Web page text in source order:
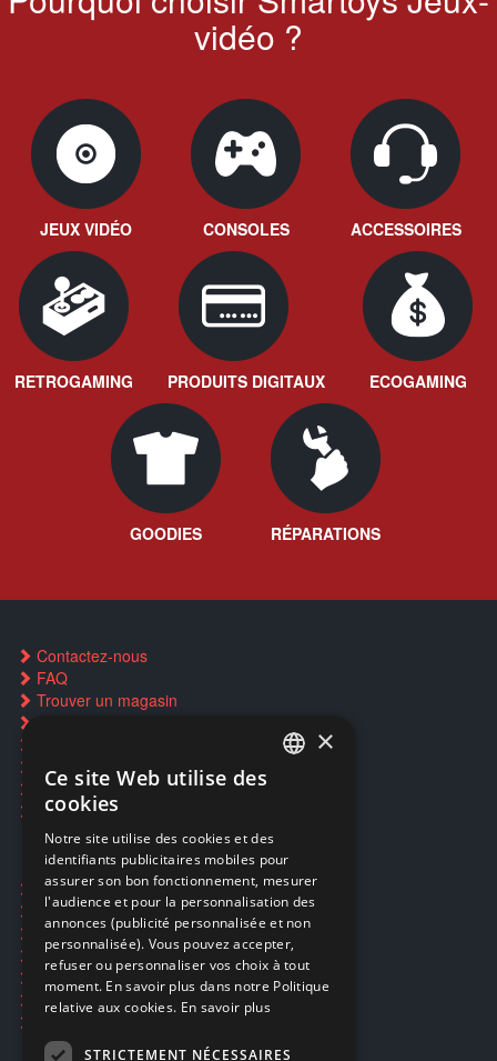
vidéo ?
JEUX VIDÉO CONSOLES ACCESSOIRES
RETROGAMING PRODUITS DIGITAUX ECOGAMING
GOODIES RÉPARATIONS
Contactez-nous
FAQ
Trouver un magasin
Restauration CD griffés
Réparations & SAV
Smartpoints
Ecogaming
Expédition & retours
Confidentialité
Conditions générales
EA Sport UFC 6
Call of Duty: Modern Warfare 4
Rachat et revente de jeux en cash
ENGLISH
×
Ce site Web utilise des
cookies
Notre site utilise des cookies et des
identifiants publicitaires mobiles pour
assurer son bon fonctionnement, mesurer
l'audience et pour la personnalisation des
annonces (publicité personnalisée et non
personnalisée). Vous pouvez accepter,
refuser ou personnaliser vos choix à tout
moment. En savoir plus dans notre Politique
relative aux cookies. En savoir plus
STRICTEMENT NÉCESSAIRES